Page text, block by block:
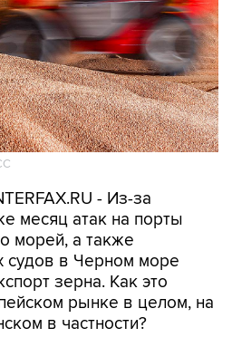
- Из-за
месяц атак на порты
морей, а также
судов в Черном море
зерна. Как это
рынке в целом, на
в частности?